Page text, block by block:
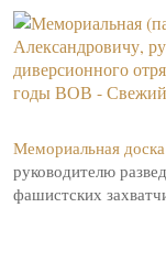
Мемориальная доска
руководителю
фашистских